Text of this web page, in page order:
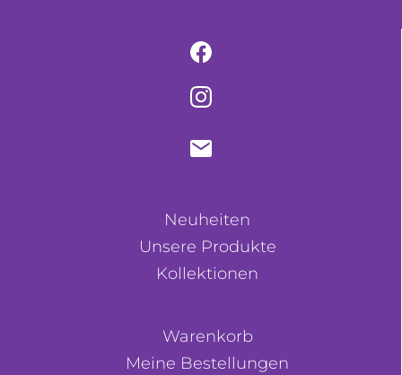
Neuheiten
Unsere Produkte
Kollektionen
Warenkorb
Meine Bestellungen